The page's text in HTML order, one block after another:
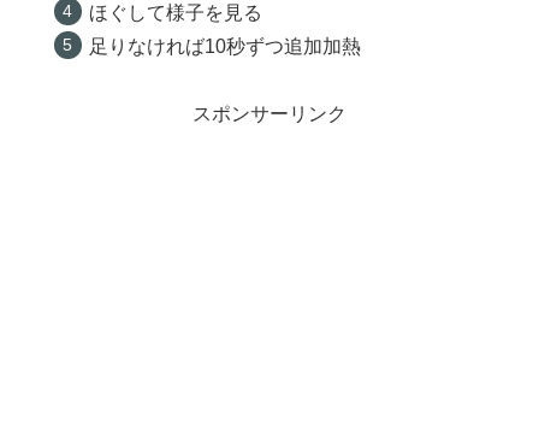
ほぐして様子を見る
足りなければ10秒ずつ追加加熱
スポンサーリンク